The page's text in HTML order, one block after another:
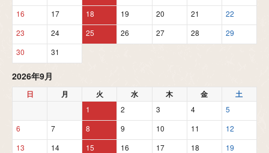
16
17 18 19 20 21
22
23
24 25 26 27 28
29
30
31
2026年9月
日 月 火 水 木 金 土
1 2 3 4
5
6
7 8 9 10 11
12
13
14 15 16 17 18
19